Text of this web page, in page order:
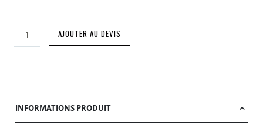
AJOUTER AU DEVIS
INFORMATIONS PRODUIT